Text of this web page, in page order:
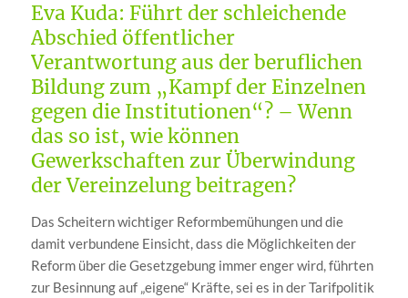
Eva Kuda: Führt der schleichende
Abschied öffentlicher
Verantwortung aus der beruflichen
Bildung zum „Kampf der Einzelnen
gegen die Institutionen“? – Wenn
das so ist, wie können
Gewerkschaften zur Überwindung
der Vereinzelung beitragen?
Das Scheitern wichtiger Reformbemühungen und die
damit verbundene Einsicht, dass die Möglichkeiten der
Reform über die Gesetzgebung immer enger wird, führten
zur Besinnung auf „eigene“ Kräfte, sei es in der Tarifpolitik